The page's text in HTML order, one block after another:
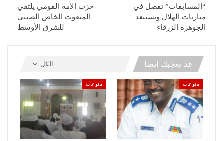
“المسابقات” تفصل في
مباريات الهلال وتستبعد
الجوهرة الزرقاء
حزب الأمة القومي يلتقي
المبعوث الخاص الصيني
للشرق الأوسط
الكل قد يعجبك ايضا
منوعات منوعات